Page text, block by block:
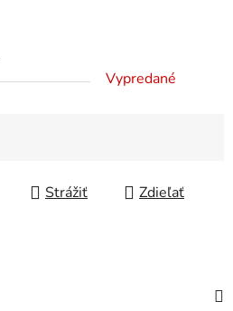
Vypredané
Strážiť Zdieľať